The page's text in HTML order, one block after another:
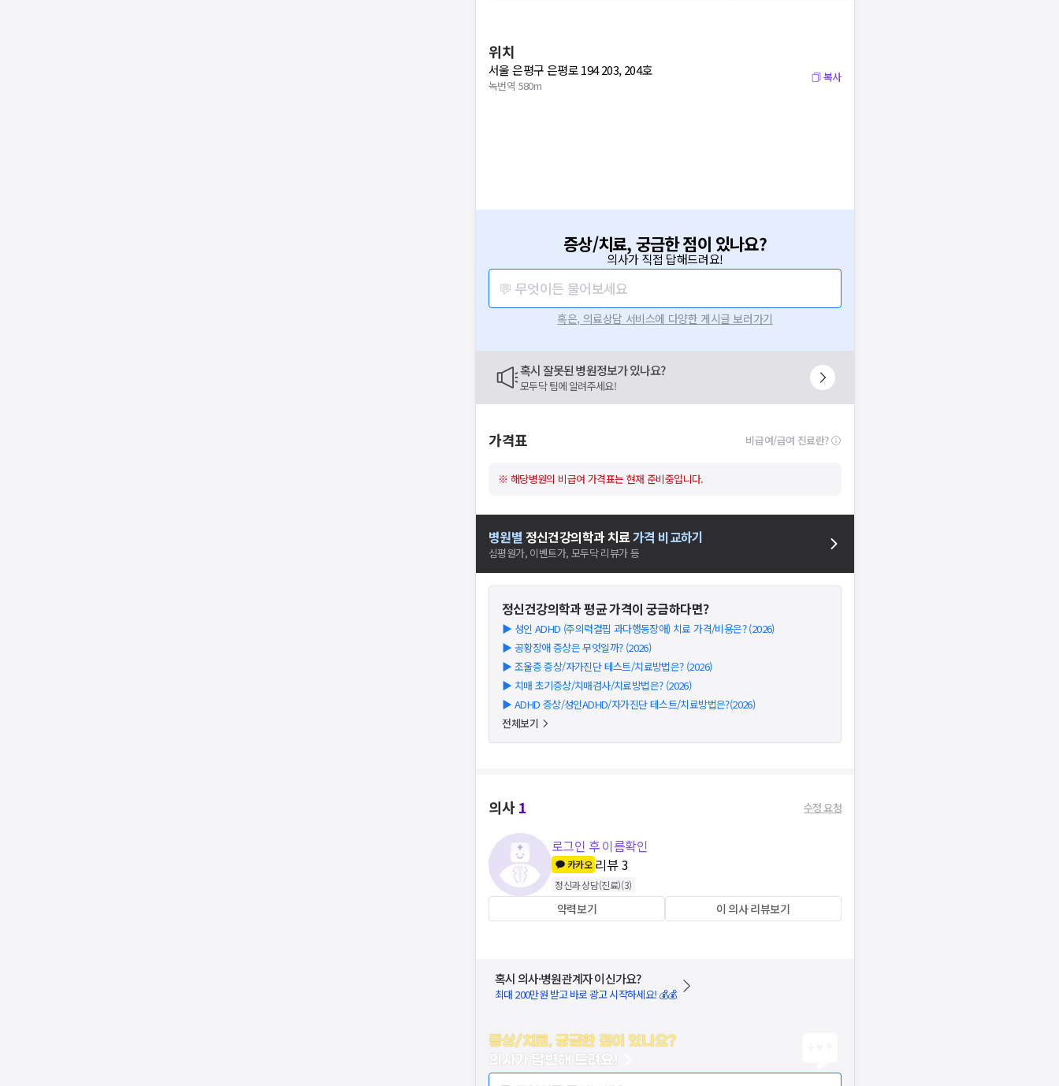
위치
서울 은평구 은평로 194 203, 204호
녹번역 580m
복사
증상/치료, 궁금한 점이 있나요?
의사가 직접 답해드려요!
💬 무엇이든 물어보세요
혹은, 의료상담 서비스에 다양한 게시글 보러가기
혹시 잘못된 병원정보가 있나요?
모두닥 팀에 알려주세요!
가격표 비급여/급여 진료란?
※ 해당병원의 비급여 가격표는 현재 준비중입니다.
병원별 정신건강의학과치료가격 비교하기
심평원가, 이벤트가, 모두닥 리뷰가 등
정신건강의학과평균 가격이 궁금하다면?
▶ 성인 ADHD (주의력결핍 과다행동장애) 치료 가격/비용은? (2026)
▶ 공황장애 증상은 무엇일까? (2026)
▶ 조울증 증상/자가진단 테스트/치료방법은? (2026)
▶ 치매 초기증상/치매검사/치료방법은? (2026)
▶ ADHD 증상/성인ADHD/자가진단 테스트/치료방법은?(2026)
전체보기
의사1 수정 요청
로그인 후 이름확인
카카오 리뷰3
정신과 상담(진료)(3)
약력보기 이 의사 리뷰보기
혹시 의사·병원관계자 이신가요?
최대 200만원 받고 바로 광고 시작하세요! 💰💰
증상/치료, 궁금한 점이 있나요?
의사가 답변해 드려요!